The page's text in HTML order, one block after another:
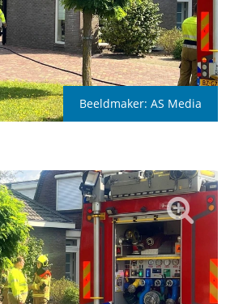
Beeldmaker: AS Media